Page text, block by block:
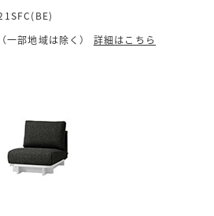
一部地域は除く） 詳細はこちら